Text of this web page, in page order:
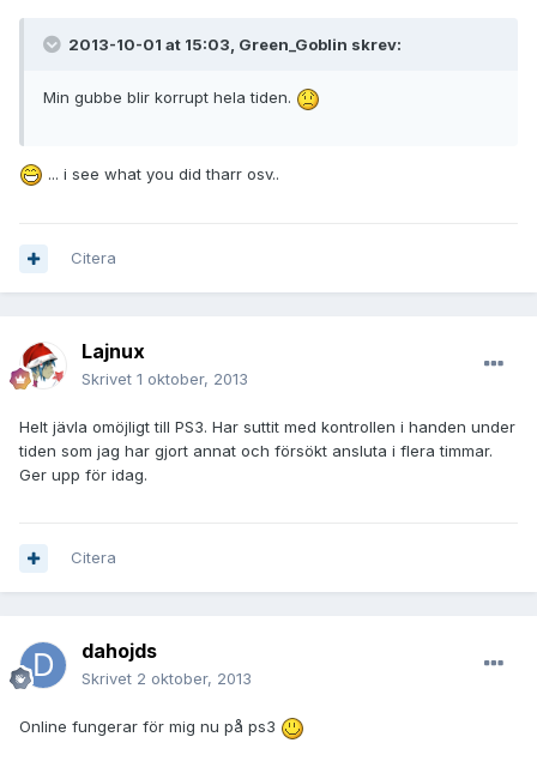
2013-10-01 at 15:03, Green_Goblin skrev:
Min gubbe blir korrupt hela tiden.
... i see what you did tharr osv..
Citera
Lajnux
Skrivet 1 oktober, 2013
Helt jävla omöjligt till PS3. Har suttit med kontrollen i handen under
tiden som jag har gjort annat och försökt ansluta i flera timmar.
Ger upp för idag.
Citera
dahojds
Skrivet 2 oktober, 2013
Online fungerar för mig nu på ps3